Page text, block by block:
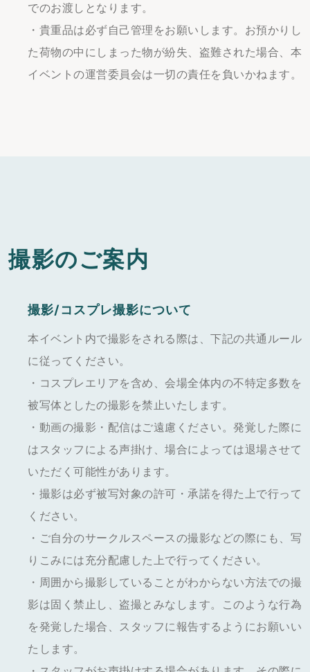
でのお渡しとなります。
・貴重品は必ず自己管理をお願いします。お預かりし
た荷物の中にしまった物が紛失、盗難された場合、本
イベントの運営委員会は一切の責任を負いかねます。
撮影のご案内
撮影/コスプレ撮影について
本イベント内で撮影をされる際は、下記の共通ルール
に従ってください。
・コスプレエリアを含め、会場全体内の不特定多数を
被写体としたの撮影を禁止いたします。
・動画の撮影・配信はご遠慮ください。発覚した際に
はスタッフによる声掛け、場合によっては退場させて
いただく可能性があります。
・撮影は必ず被写対象の許可・承諾を得た上で行って
ください。
・ご自分のサークルスペースの撮影などの際にも、写
りこみには充分配慮した上で行ってください。
・周囲から撮影していることがわからない方法での撮
影は固く禁止し、盗撮とみなします。このような行為
を発覚した場合、スタッフに報告するようにお願いい
たします。